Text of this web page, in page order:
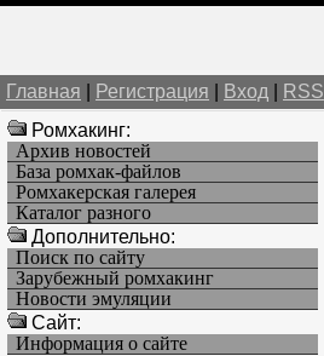
Главная Регистрация Вход RSS
Ромхакинг:
Архив новостей
База ромхак-файлов
Ромхакерская галерея
Каталог разного
Дополнительно:
Поиск по сайту
Зарубежный ромхакинг
Новости эмуляции
Cайт:
Информация о сайте